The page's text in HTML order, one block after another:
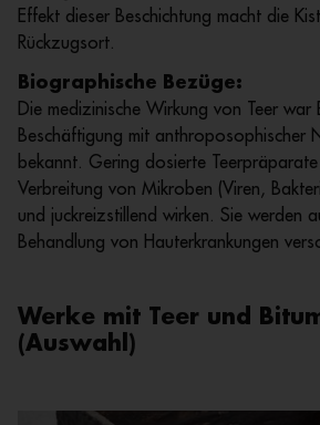
Effekt dieser Beschichtung macht die
Rückzugsort.
Biographische Bezüge:
Die medizinische Wirkung von Teer war
Beschäftigung mit anthroposophischer
bekannt. Gering dosierte
Verbreitung von Mikroben (Viren,
und juckreizstillend wirken. Sie werden
Behandlung von Hauterkrankungen
Werke mit Teer und
(Auswahl)